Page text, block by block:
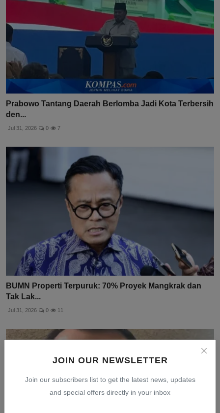
JOIN OUR NEWSLETTER
Join our subscribers list to get the latest news, updates
and special offers directly in your inbox
Prabowo Tantang Daerah Berlomba Jadi Kota Terbersih
den...
Jul 31, 2026 0 7
BUMN Properti Terpuruk: 70% Proyek Mangkrak dan
Tak Lak...
Jul 31, 2026 0 11